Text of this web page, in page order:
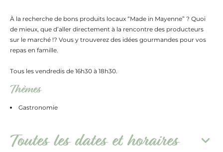
À la recherche de bons produits locaux “Made in Mayenne” ? Quoi
de mieux, que d’aller directement à la rencontre des producteurs
sur le marché !? Vous y trouverez des idées gourmandes pour vos
repas en famille.
Tous les vendredis de 16h30 à 18h30.
Thèmes
Gastronomie
Toutes les dates et horaires